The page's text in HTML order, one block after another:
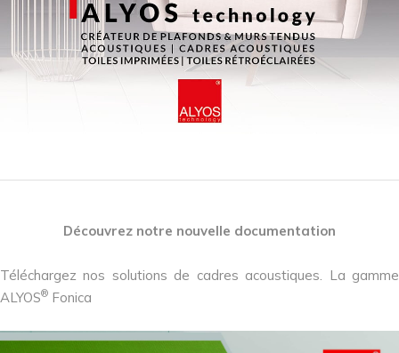
Découvrez notre nouvelle documentation
Téléchargez nos solutions de cadres acoustiques. La gamme
ALYOS® Fonica